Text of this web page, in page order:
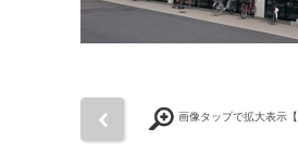
画像タップで拡大表示【